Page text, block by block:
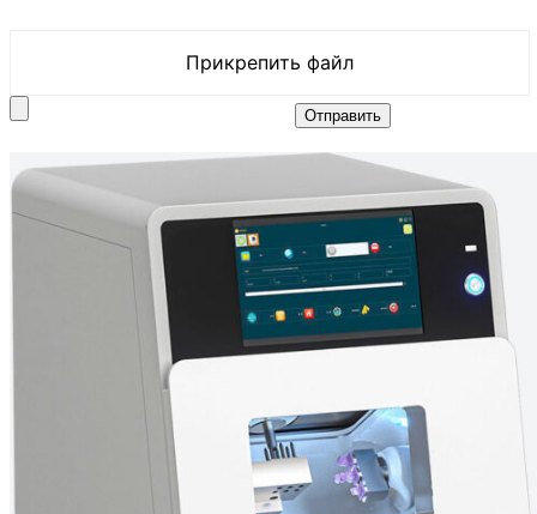
Прикрепить файл